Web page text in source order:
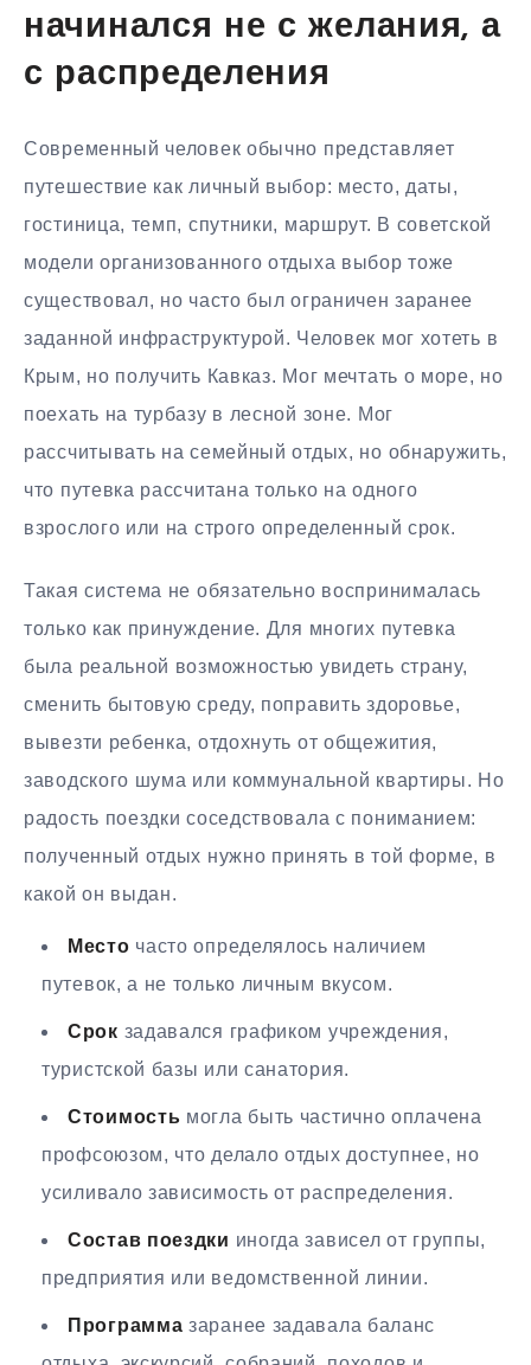
начинался не с желания, а
с распределения
Современный человек обычно представляет
путешествие как личный выбор: место, даты,
гостиница, темп, спутники, маршрут. В советской
модели организованного отдыха выбор тоже
существовал, но часто был ограничен заранее
заданной инфраструктурой. Человек мог хотеть в
Крым, но получить Кавказ. Мог мечтать о море, но
поехать на турбазу в лесной зоне. Мог
рассчитывать на семейный отдых, но обнаружить,
что путевка рассчитана только на одного
взрослого или на строго определенный срок.
Такая система не обязательно воспринималась
только как принуждение. Для многих путевка
была реальной возможностью увидеть страну,
сменить бытовую среду, поправить здоровье,
вывезти ребенка, отдохнуть от общежития,
заводского шума или коммунальной квартиры. Но
радость поездки соседствовала с пониманием:
полученный отдых нужно принять в той форме, в
какой он выдан.
Место часто определялось наличием
путевок, а не только личным вкусом.
Срок задавался графиком учреждения,
туристской базы или санатория.
Стоимость могла быть частично оплачена
профсоюзом, что делало отдых доступнее, но
усиливало зависимость от распределения.
Состав поездки иногда зависел от группы,
предприятия или ведомственной линии.
Программа заранее задавала баланс